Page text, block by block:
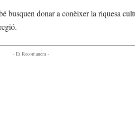
busquen donar a conèixer la riquesa
- Et Recomanem -